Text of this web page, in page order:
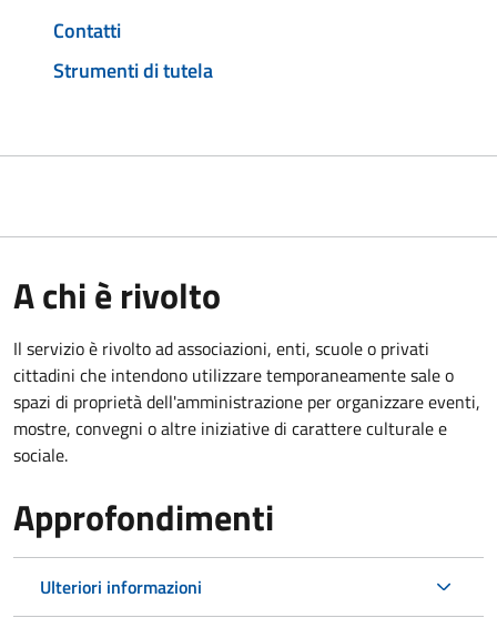
Contatti
Strumenti di tutela
A chi è rivolto
Il servizio è rivolto ad associazioni, enti, scuole o privati
cittadini che intendono utilizzare temporaneamente sale o
spazi di proprietà dell'amministrazione per organizzare eventi,
mostre, convegni o altre iniziative di carattere culturale e
sociale.
Approfondimenti
Ulteriori informazioni